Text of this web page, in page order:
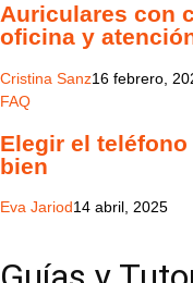
Auriculares con
oficina y
Cristina Sanz16 febrero,
FAQ
Elegir el
bien
Eva Jariod14 abril, 2025